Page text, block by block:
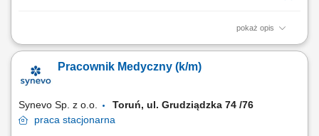
pokaż opis
Opis stanowiska: Obsługa Pacjentów w Punkcie Pobrań; Wykonywanie
Prowadzenie dokumentacji medycznej zgodnie ze standardami Punktu
Pobrań; Obsługa kasy fiskalnej i systemu komputerowego do obsługi
Pracownik Medyczny (k/m)
Synevo Sp. z o.o.
Toruń, ul. Grudziądzka 74 /76
praca stacjonarna